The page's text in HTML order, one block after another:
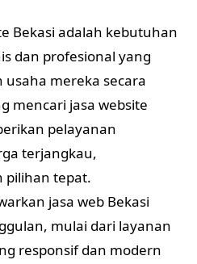
Bekasi adalah kebutuhan
dan profesional yang
mereka secara
mencari jasa website
pelayanan
terjangkau,
pilihan tepat.
jasa web Bekasi
mulai dari layanan
responsif dan modern